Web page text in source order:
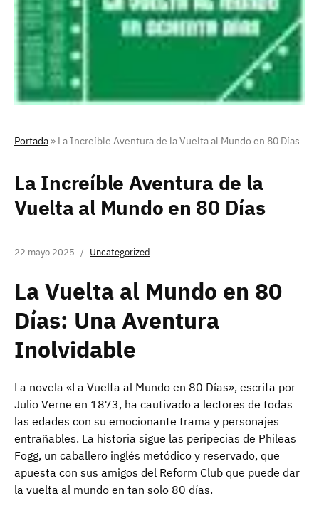
Portada » La Increíble Aventura de la Vuelta al Mundo en 80 Días
La Increíble Aventura de la
Vuelta al Mundo en 80 Días
22 mayo 2025 Uncategorized
La Vuelta al Mundo en 80
Días: Una Aventura
Inolvidable
La novela «La Vuelta al Mundo en 80 Días», escrita por
Julio Verne en 1873, ha cautivado a lectores de todas
las edades con su emocionante trama y personajes
entrañables. La historia sigue las peripecias de Phileas
Fogg, un caballero inglés metódico y reservado, que
apuesta con sus amigos del Reform Club que puede dar
la vuelta al mundo en tan solo 80 días.